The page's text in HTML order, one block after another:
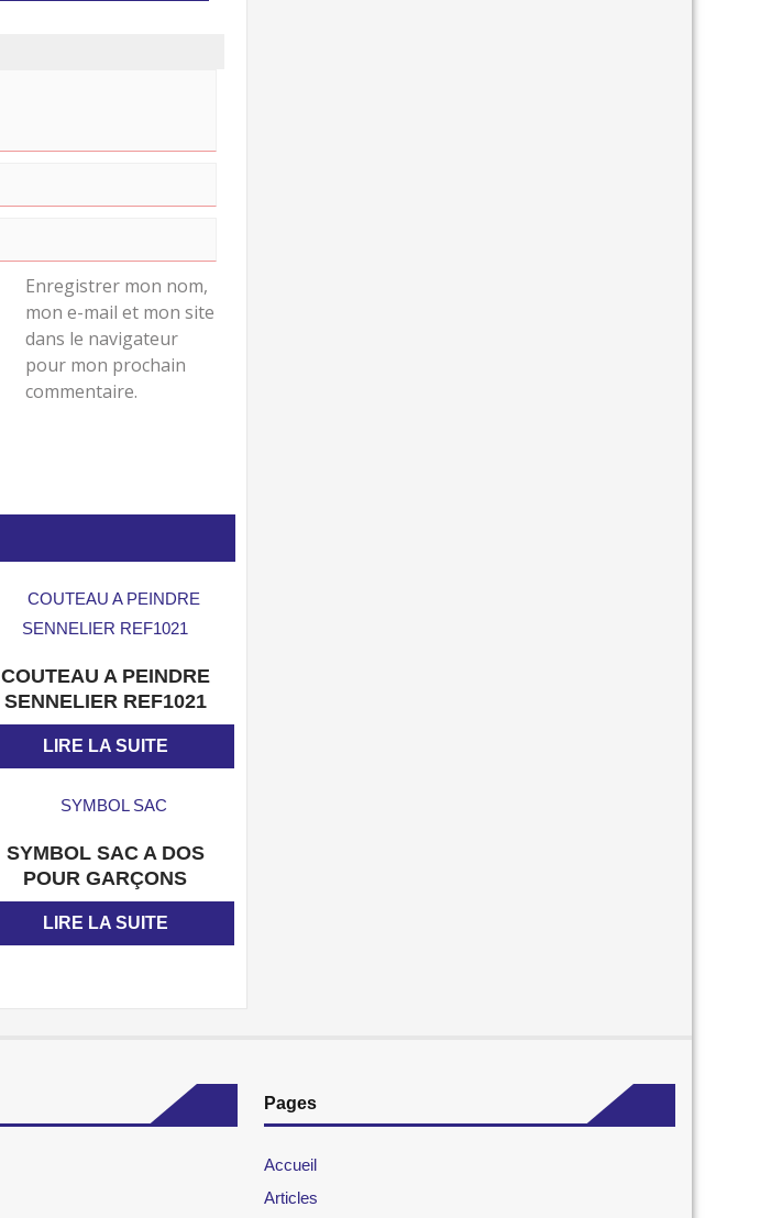
Enregistrer mon nom,
mon e-mail et mon site
dans le navigateur
pour mon prochain
commentaire.
COUTEAU A PEINDRE
SENNELIER REF1021
LIRE LA SUITE
SYMBOL SAC A DOS
POUR GARÇONS
LIRE LA SUITE
Pages
Accueil
Articles